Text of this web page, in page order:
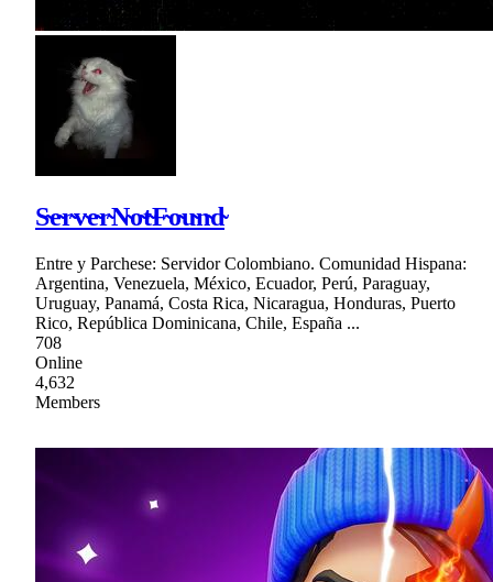
S̴e̴r̴v̴e̴r̴N̴o̴t̴F̴o̴u̴n̴d̴
Entre y Parchese: Servidor Colombiano. Comunidad Hispana:
Argentina, Venezuela, México, Ecuador, Perú, Paraguay,
Uruguay, Panamá, Costa Rica, Nicaragua, Honduras, Puerto
Rico, República Dominicana, Chile, España ...
708
Online
4,632
Members